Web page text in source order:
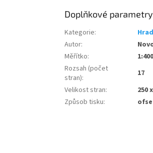
Doplňkové parametry
Kategorie:
Autor:
Měřítko:
1:400
Rozsah (počet
stran):
17
Velikost stran:
250
Způsob tisku: